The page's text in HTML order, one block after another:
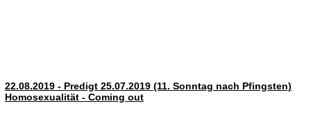
22.08.2019 - Predigt 25.07.2019 (11. Sonntag nach Pfingsten)
Homosexualität - Coming out